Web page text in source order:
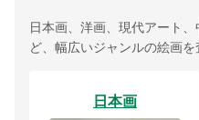
日本画、洋画、現代アート
ど、幅広いジャンルの絵画を
日本画